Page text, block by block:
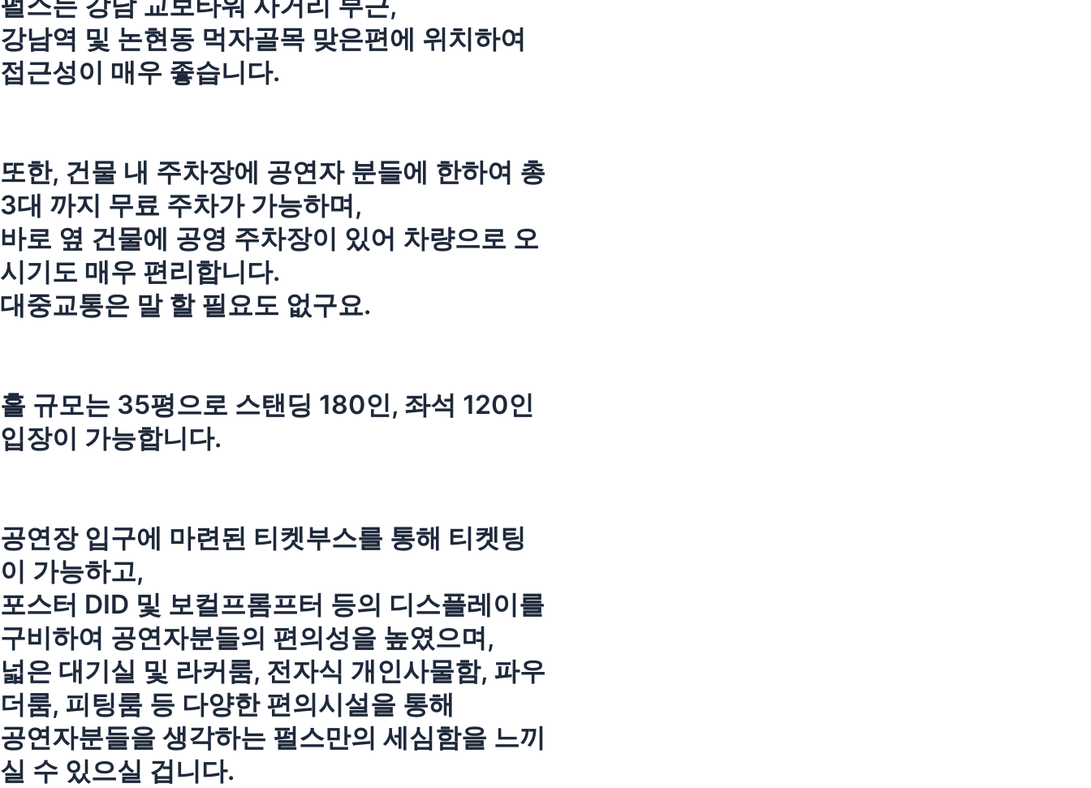
강남역 및 논현동 먹자골목 맞은편에 위치하여
접근성이 매우 좋습니다.
또한, 건물 내 주차장에 공연자 분들에 한하여 총
3대 까지 무료 주차가 가능하며,
바로 옆 건물에 공영 주차장이 있어 차량으로 오
시기도 매우 편리합니다.
대중교통은 말 할 필요도 없구요.
홀 규모는 35평으로 스탠딩 180인, 좌석 120인
입장이 가능합니다.
공연장 입구에 마련된 티켓부스를 통해 티켓팅
이 가능하고,
포스터 DID 및 보컬프롬프터 등의 디스플레이를
구비하여 공연자분들의 편의성을 높였으며,
넓은 대기실 및 라커룸, 전자식 개인사물함, 파우
더룸, 피팅룸 등 다양한 편의시설을 통해
공연자분들을 생각하는 펄스만의 세심함을 느끼
실 수 있으실 겁니다.